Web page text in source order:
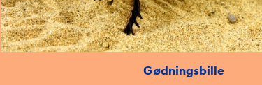
Gødningsbille